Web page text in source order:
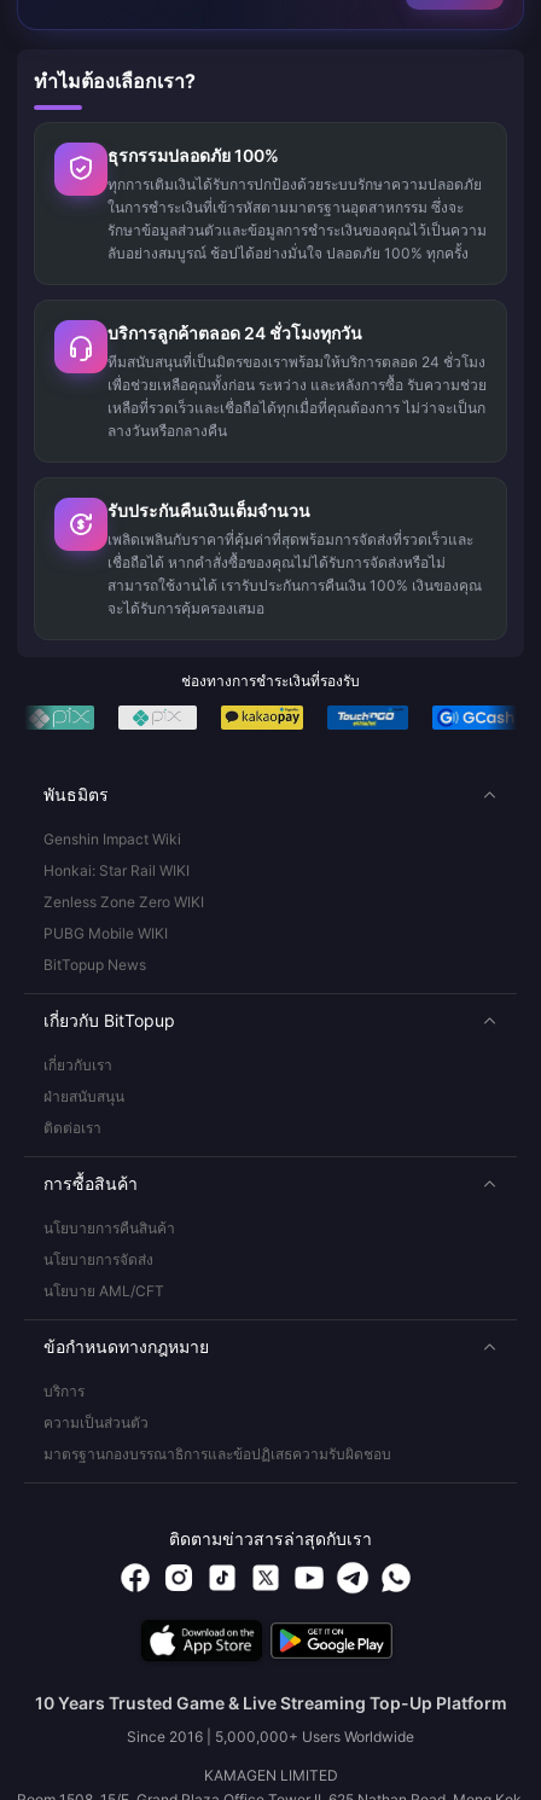
ทำไมต้องเลือกเรา?
ธุรกรรมปลอดภัย 100%
ทุกการเติมเงินได้รับการปกป้องด้วยระบบรักษาความปลอดภัย
ในการชำระเงินที่เข้ารหัสตามมาตรฐานอุตสาหกรรม ซึ่งจะ
รักษาข้อมูลส่วนตัวและข้อมูลการชำระเงินของคุณไว้เป็นความ
ลับอย่างสมบูรณ์ ช้อปได้อย่างมั่นใจ ปลอดภัย 100% ทุกครั้ง
บริการลูกค้าตลอด 24 ชั่วโมงทุกวัน
ทีมสนับสนุนที่เป็นมิตรของเราพร้อมให้บริการตลอด 24 ชั่วโมง
เพื่อช่วยเหลือคุณทั้งก่อน ระหว่าง และหลังการซื้อ รับความช่วย
เหลือที่รวดเร็วและเชื่อถือได้ทุกเมื่อที่คุณต้องการ ไม่ว่าจะเป็นก
ลางวันหรือกลางคืน
รับประกันคืนเงินเต็มจำนวน
เพลิดเพลินกับราคาที่คุ้มค่าที่สุดพร้อมการจัดส่งที่รวดเร็วและ
เชื่อถือได้ หากคำสั่งซื้อของคุณไม่ได้รับการจัดส่งหรือไม่
สามารถใช้งานได้ เรารับประกันการคืนเงิน 100% เงินของคุณ
จะได้รับการคุ้มครองเสมอ
ช่องทางการชำระเงินที่รองรับ
พันธมิตร
Genshin Impact Wiki
Honkai: Star Rail WIKI
Zenless Zone Zero WIKI
PUBG Mobile WIKI
BitTopup News
เกี่ยวกับ BitTopup
เกี่ยวกับเรา
ฝ่ายสนับสนุน
ติดต่อเรา
การซื้อสินค้า
นโยบายการคืนสินค้า
นโยบายการจัดส่ง
นโยบาย AML/CFT
ข้อกำหนดทางกฎหมาย
บริการ
ความเป็นส่วนตัว
มาตรฐานกองบรรณาธิการและข้อปฏิเสธความรับผิดชอบ
ติดตามข่าวสารล่าสุดกับเรา
10 Years Trusted Game & Live Streaming Top-Up Platform
Since 2016 | 5,000,000+ Users Worldwide
KAMAGEN LIMITED